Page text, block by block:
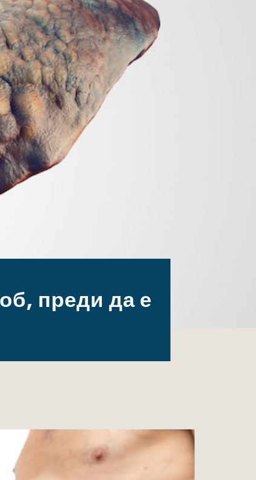
преди да е